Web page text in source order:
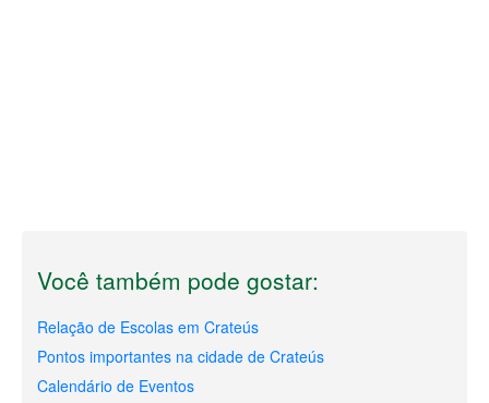
Você também pode gostar:
Relação de Escolas em Crateús
Pontos importantes na cidade de Crateús
Calendário de Eventos